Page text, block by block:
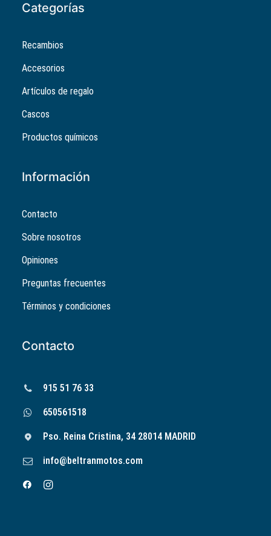
Categorías
Recambios
Accesorios
Artículos de regalo
Cascos
Productos químicos
Información
Contacto
Sobre nosotros
Opiniones
Preguntas frecuentes
Términos y condiciones
Contacto
915 51 76 33
650561518
Pso. Reina Cristina, 34 28014 MADRID
info@beltranmotos.com